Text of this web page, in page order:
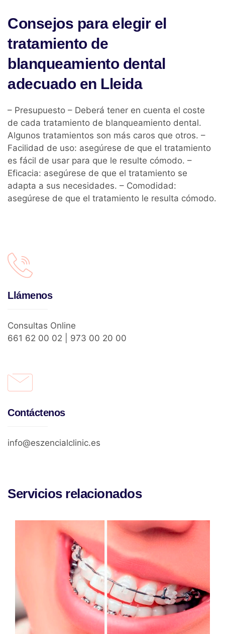
Consejos para elegir el
tratamiento de
blanqueamiento dental
adecuado en Lleida
– Presupuesto – Deberá tener en cuenta el coste
de cada tratamiento de blanqueamiento dental.
Algunos tratamientos son más caros que otros. –
Facilidad de uso: asegúrese de que el tratamiento
es fácil de usar para que le resulte cómodo. –
Eficacia: asegúrese de que el tratamiento se
adapta a sus necesidades. – Comodidad:
asegúrese de que el tratamiento le resulta cómodo.
Llámenos
Consultas Online
661 62 00 02 | 973 00 20 00
Contáctenos
info@eszencialclinic.es
Servicios relacionados